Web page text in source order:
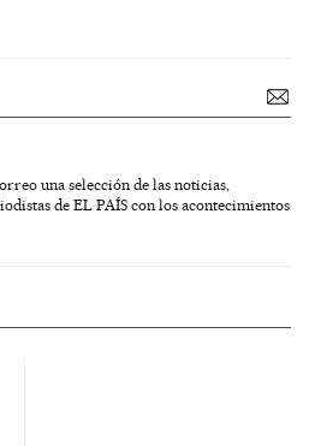
una selección de las noticias,
de EL PAÍS con los acontecimientos